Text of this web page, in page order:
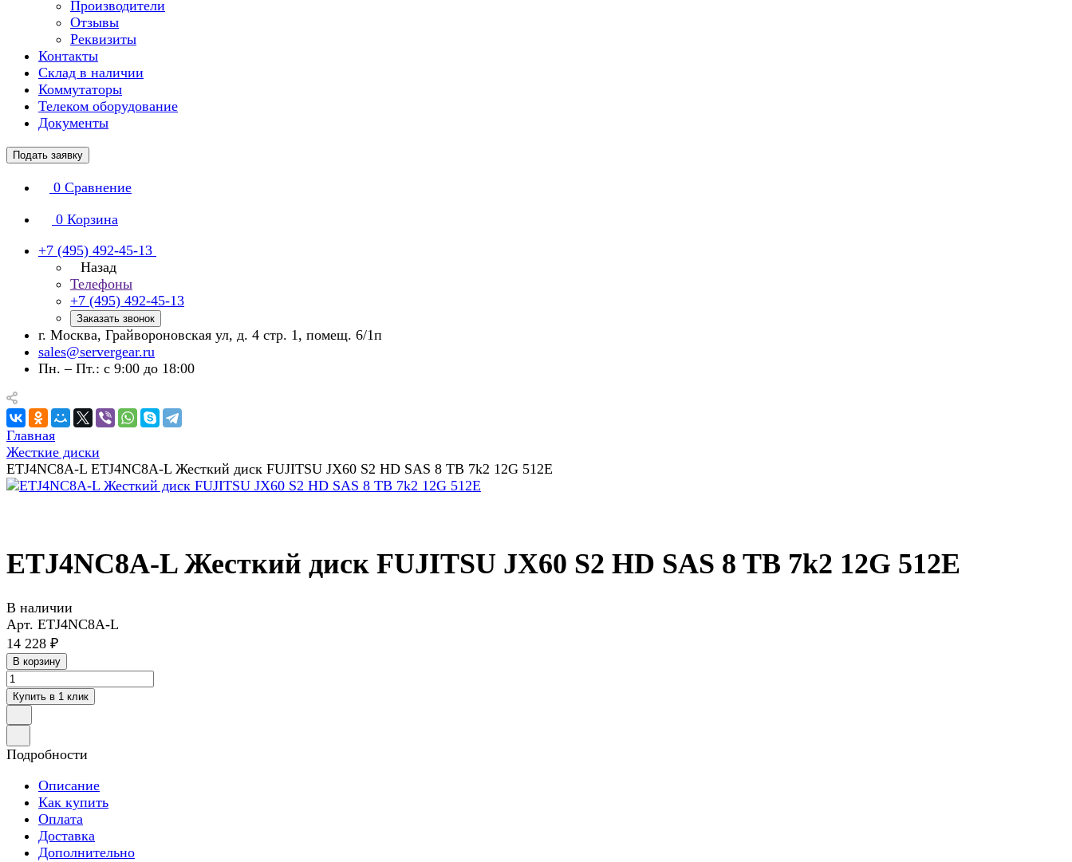
Производители
Отзывы
Реквизиты
Контакты
Склад в наличии
Коммутаторы
Телеком оборудование
Документы
Подать заявку
0 Сравнение
0 Корзина
+7 (495) 492-45-13
Назад
Телефоны
+7 (495) 492-45-13
Заказать звонок
г. Москва, Грайвороновская ул, д. 4 стр. 1, помещ. 6/1п
sales@servergear.ru
Пн. – Пт.: с 9:00 до 18:00
Главная
Жесткие диски
ETJ4NC8A-L ETJ4NC8A-L Жесткий диск FUJITSU JX60 S2 HD SAS 8 TB 7k2 12G 512E
ETJ4NC8A-L Жесткий диск FUJITSU JX60 S2 HD SAS 8 TB 7k2 12G 512E
В наличии
Арт. ETJ4NC8A-L
14 228 ₽
В корзину
Купить в 1 клик
Подробности
Описание
Как купить
Оплата
Доставка
Дополнительно